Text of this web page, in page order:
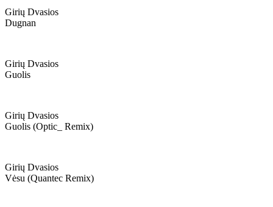
Girių Dvasios
Dugnan
Girių Dvasios
Guolis
Girių Dvasios
Guolis (optic_ Remix)
Girių Dvasios
Vėsu (quantec Remix)